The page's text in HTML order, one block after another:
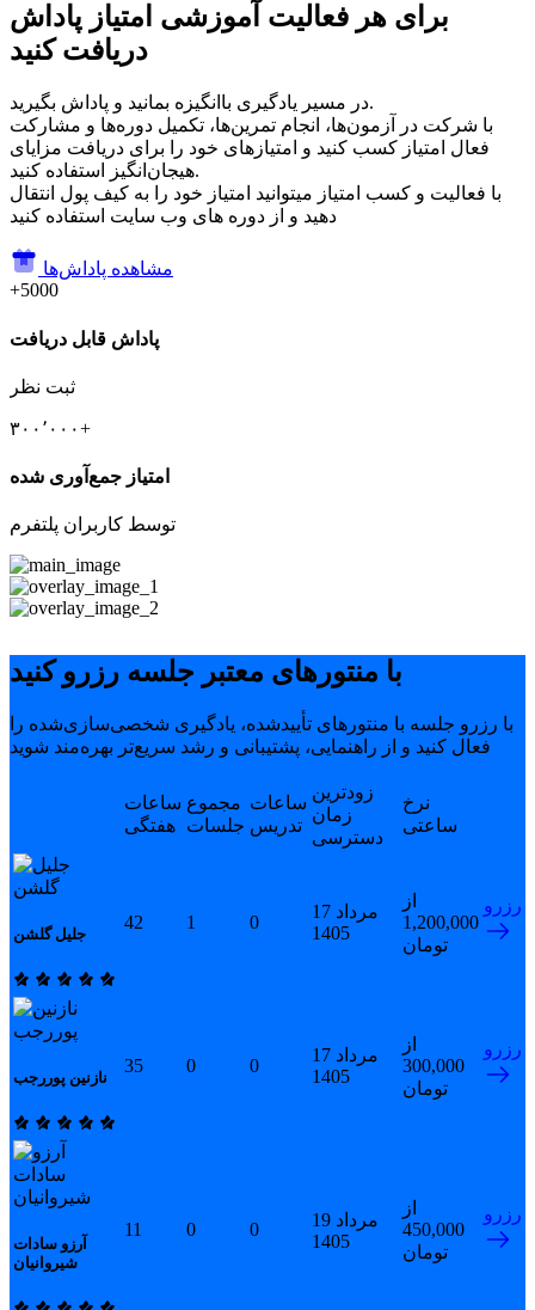
برای هر فعالیت آموزشی امتیاز پاداش
دریافت کنید
در مسیر یادگیری باانگیزه بمانید و پاداش بگیرید.
با شرکت در آزمون‌ها، انجام تمرین‌ها، تکمیل دوره‌ها و مشارکت
فعال امتیاز کسب کنید و امتیازهای خود را برای دریافت مزایای
هیجان‌انگیز استفاده کنید.
با فعالیت و کسب امتیاز میتوانید امتیاز خود را به کیف پول انتقال
دهید و از دوره های وب سایت استفاده کنید
مشاهده پاداش‌ها
+5000
پاداش قابل دریافت
ثبت نظر
۳۰۰٬۰۰۰+
امتیاز جمع‌آوری شده
توسط کاربران پلتفرم
با منتورهای معتبر جلسه رزرو کنید
با رزرو جلسه با منتورهای تأییدشده، یادگیری شخصی‌سازی‌شده را
فعال کنید و از راهنمایی، پشتیبانی و رشد سریع‌تر بهره‌مند شوید
ساعات
هفتگی
مجموع
جلسات
ساعات
تدریس
زودترین
زمان
دسترسی
نرخ
ساعتی
جلیل گلشن
42 1 0
17 مرداد
1405
از
1,200,000
تومان
رزرو
نازنین پوررجب
35 0 0
17 مرداد
1405
از
300,000
تومان
رزرو
آرزو سادات
شیروانیان
11 0 0
19 مرداد
1405
از
450,000
تومان
رزرو